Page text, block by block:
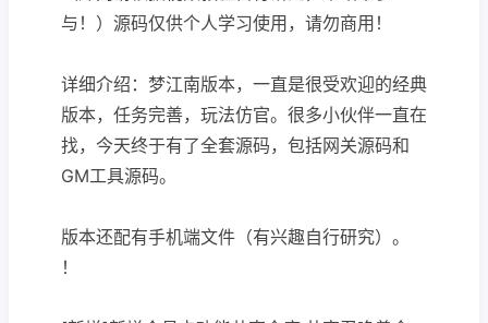
与！）源码仅供个人学习使用，请勿商用！
详细介绍：梦江南版本，一直是很受欢迎的经典
版本，任务完善，玩法仿官。很多小伙伴一直在
找，今天终于有了全套源码，包括网关源码和
GM工具源码。
版本还配有手机端文件（有兴趣自行研究）。
！